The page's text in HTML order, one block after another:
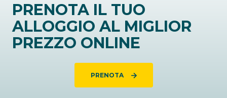
PRENOTA IL TUO
ALLOGGIO AL MIGLIOR
PREZZO ONLINE
PRENOTA